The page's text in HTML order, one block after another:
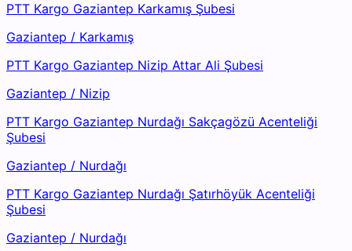
PTT Kargo Gaziantep Karkamış Şubesi
Gaziantep / Karkamış
PTT Kargo Gaziantep Nizip Attar Ali Şubesi
Gaziantep / Nizip
PTT Kargo Gaziantep Nurdağı Sakçagözü Acenteliği
Şubesi
Gaziantep / Nurdağı
PTT Kargo Gaziantep Nurdağı Şatırhöyük Acenteliği
Şubesi
Gaziantep / Nurdağı